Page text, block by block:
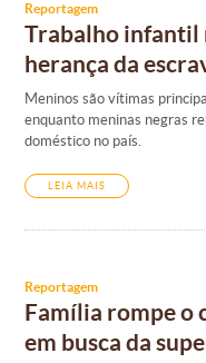
Reportagem
Trabalho infantil
herança da
Meninos são vítimas
enquanto meninas negras
doméstico no país.
LEIA MAIS
Reportagem
Família rompe o
em busca da